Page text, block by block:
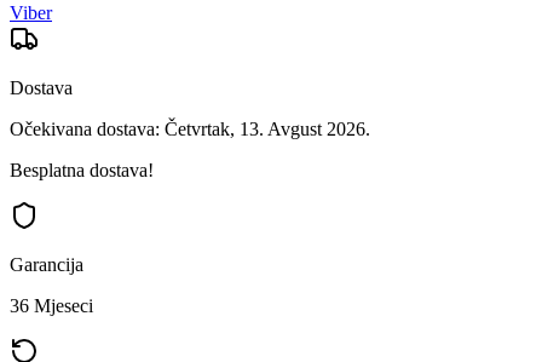
Viber
Dostava
Očekivana dostava: Četvrtak, 13. Avgust 2026.
Besplatna dostava!
Garancija
36 Mjeseci